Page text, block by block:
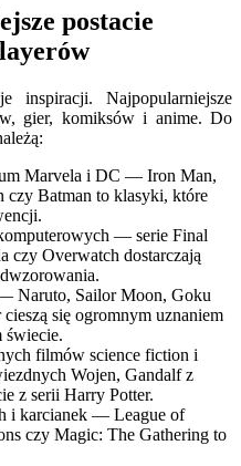
postacie
inspiracji. Najpopularniejsze
gier, komiksów i anime. Do
Marvela i DC — Iron Man,
czy Batman to klasyki, które
— serie Final
czy Overwatch dostarczają
Naruto, Sailor Moon, Goku
się ogromnym uznaniem
świecie.
filmów science fiction i
Wojen, Gandalf z
z serii Harry Potter.
i karcianek — League of
czy Magic: The Gathering to